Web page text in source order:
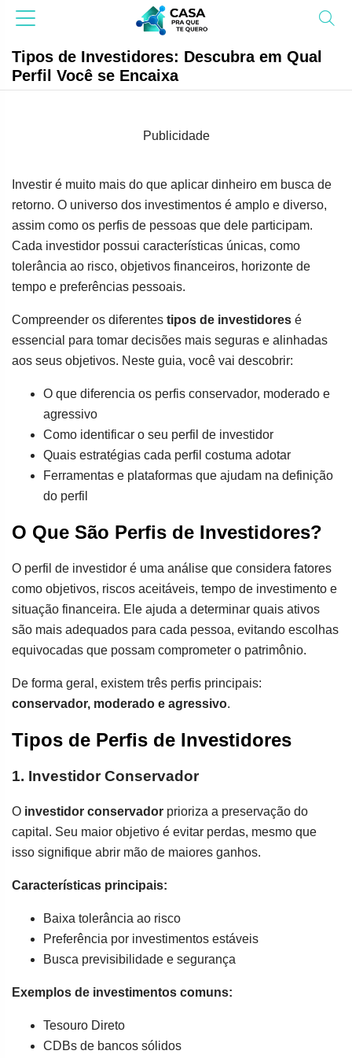
Tipos de Investidores: Descubra em Qual
Perfil Você se Encaixa
Publicidade
Investir é muito mais do que aplicar dinheiro em busca de
retorno. O universo dos investimentos é amplo e diverso,
assim como os perfis de pessoas que dele participam.
Cada investidor possui características únicas, como
tolerância ao risco, objetivos financeiros, horizonte de
tempo e preferências pessoais.
Compreender os diferentes tipos de investidores é
essencial para tomar decisões mais seguras e alinhadas
aos seus objetivos. Neste guia, você vai descobrir:
O que diferencia os perfis conservador, moderado e
agressivo
Como identificar o seu perfil de investidor
Quais estratégias cada perfil costuma adotar
Ferramentas e plataformas que ajudam na definição
do perfil
O Que São Perfis de Investidores?
O perfil de investidor é uma análise que considera fatores
como objetivos, riscos aceitáveis, tempo de investimento e
situação financeira. Ele ajuda a determinar quais ativos
são mais adequados para cada pessoa, evitando escolhas
equivocadas que possam comprometer o patrimônio.
De forma geral, existem três perfis principais:
conservador, moderado e agressivo.
Tipos de Perfis de Investidores
1. Investidor Conservador
O investidor conservador prioriza a preservação do
capital. Seu maior objetivo é evitar perdas, mesmo que
isso signifique abrir mão de maiores ganhos.
Características principais:
Baixa tolerância ao risco
Preferência por investimentos estáveis
Busca previsibilidade e segurança
Exemplos de investimentos comuns:
Tesouro Direto
CDBs de bancos sólidos